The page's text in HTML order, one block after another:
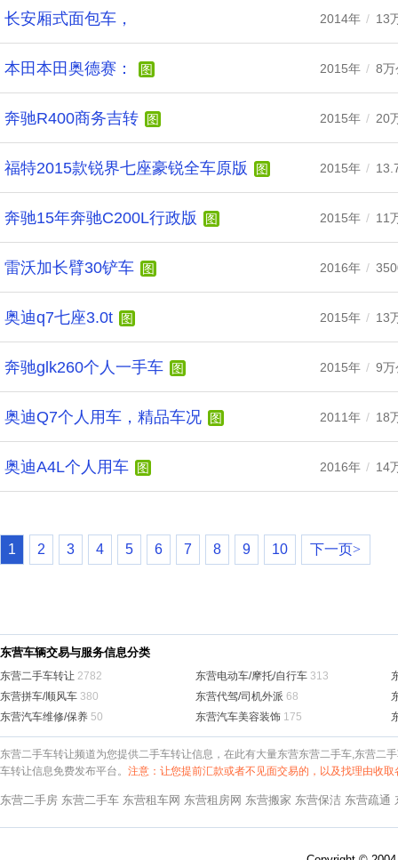
长安厢式面包车， 2014年 / 13
本田本田奥德赛： 图 2015年 / 8万
奔驰R400商务吉转 图 2015年 / 20
福特2015款锐界七座豪锐全车原版 图 2015年 /
奔驰15年奔驰C200L行政版 图 2015年 / 11
雷沃加长臂30铲车 图 2016年 /
奥迪q7七座3.0t 图 2015年 / 13
奔驰glk260个人一手车 图 2015年 / 9万
奥迪Q7个人用车，精品车况 图 2011年 / 18
奥迪A4L个人用车 图 2016年 / 14
1 2 3 4 5 6 7 8 9 10 下一页>
东营车辆交易与服务信息分类
东营二手车转让 2782 东营电动车/摩托/自行车 313
东营拼车/顺风车 380 东营代驾/司机外派 68
东营汽车维修/保养 50 东营汽车美容装饰 175
东营二手车转让频道为您提供二手车转让信息，在此有大量东营东营二手车,东营
车转让信息免费发布平台。 注意：让您提前汇款或者不见面交易的，以及找理由收
东营二手房 东营二手车 东营租车网 东营租房网 东营搬家 东营保洁 东营疏通